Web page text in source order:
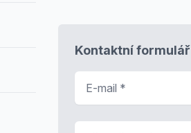
Kontaktní formulář